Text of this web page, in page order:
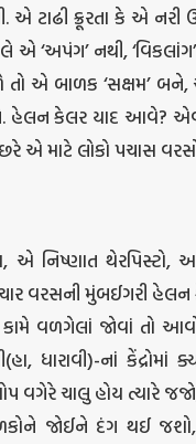
ટાઢી ક્રૂરતા કે એ નરી
નથી, ‘વિકલાંગ’
તો એ બાળક ‘સક્ષમ’
હેલન કેલર યાદ આવે?
માટે લોકો પચાસ
નિષ્ણાત થેરપિસ્ટો,
ચાર વરસની મુંબઈગરી
વળગેલાં જોવાં તો આવો.
ધારાવી)-નાં કેંદ્રોમાં
વગેરે ચાલુ હોય ત્યારે જજો,
જોઈને દંગ થઈ